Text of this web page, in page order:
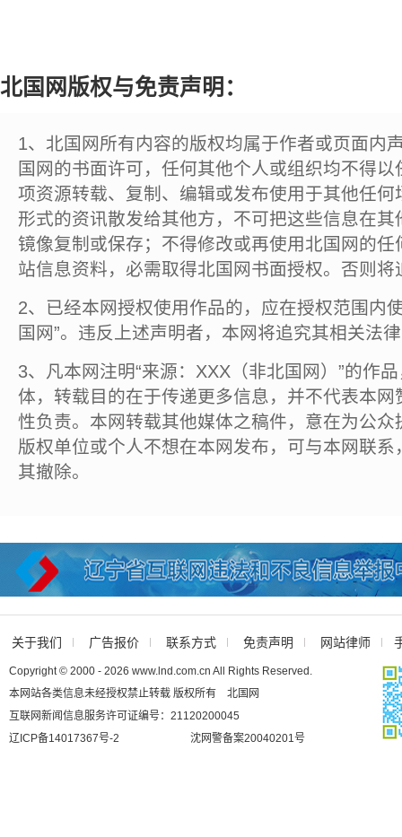
北国网版权与免责声明：
1、北国网所有内容的版权均属于作者或页面内
国网的书面许可，任何其他个人或组织均不得
项资源转载、复制、编辑或发布使用于其他任
形式的资讯散发给其他方，不可把这些信息在
镜像复制或保存；不得修改或再使用北国网的
站信息资料，必需取得北国网书面授权。否则将
2、已经本网授权使用作品的，应在授权范围内
国网”。违反上述声明者，本网将追究其相关法
3、凡本网注明“来源：XXX（非北国网）”的作
体，转载目的在于传递更多信息，并不代表本
性负责。本网转载其他媒体之稿件，意在为公
版权单位或个人不想在本网发布，可与本网联
其撤除。
关于我们 广告报价 联系方式 免责声明 网站律师
Copyright © 2000 - 2026 www.lnd.com.cn All Rights Reserved.
本网站各类信息未经授权禁止转载 版权所有 北国网
互联网新闻信息服务许可证编号：21120200045
辽ICP备14017367号-2
沈网警备案20040201号